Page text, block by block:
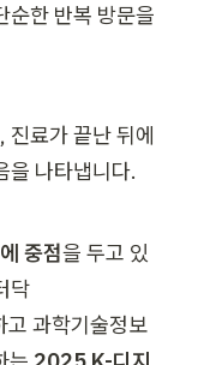
순한 반복 방문을
진료가 끝난 뒤에
을 나타냅니다.
중점을 두고 있
닥
과학기술정보